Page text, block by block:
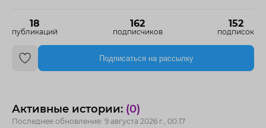
18
публикаций
162
подписчиков
152
подписок
Подписаться на рассылку
Активные истории: (0)
Последнее обновление: 9 августа 2026 г., 00:17